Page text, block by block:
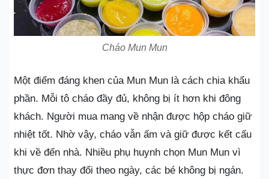
Cháo Mun Mun
Một điểm đáng khen của Mun Mun là cách chia khẩu
phần. Mỗi tô cháo đầy đủ, không bị ít hơn khi đông
khách. Người mua mang về nhận được hộp cháo giữ
nhiệt tốt. Nhờ vậy, cháo vẫn ấm và giữ được kết cấu
khi về đến nhà. Nhiều phụ huynh chọn Mun Mun vì
thực đơn thay đổi theo ngày, các bé không bị ngán.